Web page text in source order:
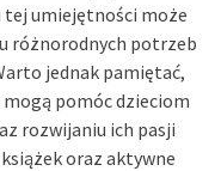
tej umiejętności może
różnorodnych potrzeb
jednak pamiętać,
pomóc dzieciom
rozwijaniu ich pasji
oraz aktywne